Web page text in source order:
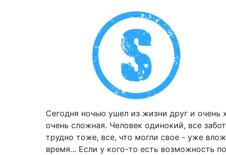
Сегодня ночью ушел из жизни друг и
очень сложная. Человек одинокий, все
трудно тоже, все, что могли свое - уже
время... Если у кого-то есть возможность